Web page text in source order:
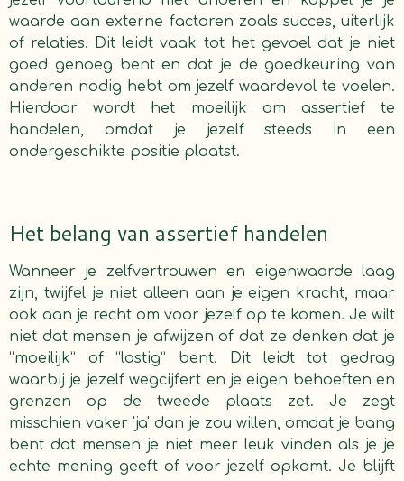
waarde aan externe factoren zoals succes, uiterlijk
of relaties. Dit leidt vaak tot het gevoel dat je niet
goed genoeg bent en dat je de goedkeuring van
anderen nodig hebt om jezelf waardevol te voelen.
Hierdoor wordt het moeilijk om assertief te
handelen, omdat je jezelf steeds in een
ondergeschikte positie plaatst.
Het belang van assertief handelen
Wanneer je zelfvertrouwen en eigenwaarde laag
zijn, twijfel je niet alleen aan je eigen kracht, maar
ook aan je recht om voor jezelf op te komen. Je wilt
niet dat mensen je afwijzen of dat ze denken dat je
“moeilijk” of “lastig” bent. Dit leidt tot gedrag
waarbij je jezelf wegcijfert en je eigen behoeften en
grenzen op de tweede plaats zet. Je zegt
misschien vaker 'ja' dan je zou willen, omdat je bang
bent dat mensen je niet meer leuk vinden als je je
echte mening geeft of voor jezelf opkomt. Je blijft